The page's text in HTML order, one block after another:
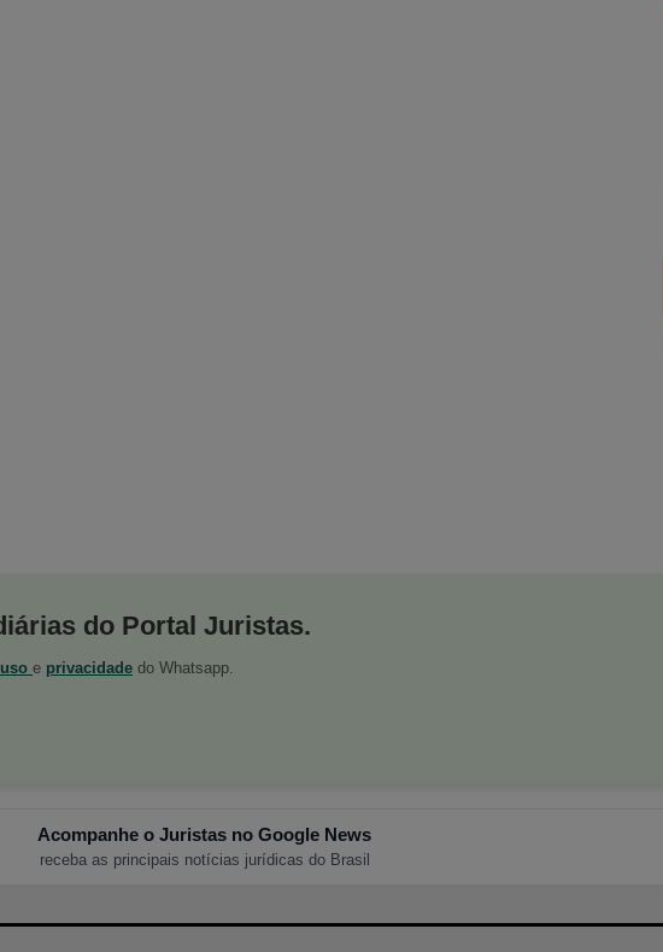
do Portal Juristas.
e privacidade do Whatsapp.
Acompanhe o Juristas no Google News
receba as principais notícias jurídicas do Brasil